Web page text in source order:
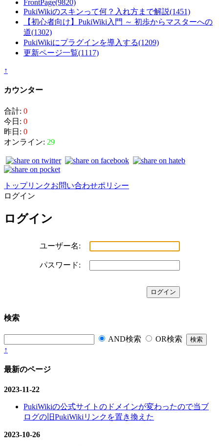
FrontPage(9820)
PukiWikiのスキンって何？入れ方まで解説(1451)
【初心者向け】PukiWiki入門 ～ 初歩からマスターへの
道(1302)
PukiWikiにプラグインを導入する(1209)
更新ページ一覧(1117)
↑
カウンター
合計: 0
今日: 0
昨日: 0
オンライン: 29
トップリンクお問い合わせポリシー
ログイン
ログイン
ユーザー名:
パスワード:
検索
AND検索
OR検索
↑
最新のページ
2023-11-22
PukiWikiの公式サイトのドメインが変わったので当ブ
ログの旧PukiWikiリンクを置き換えた
2023-10-26